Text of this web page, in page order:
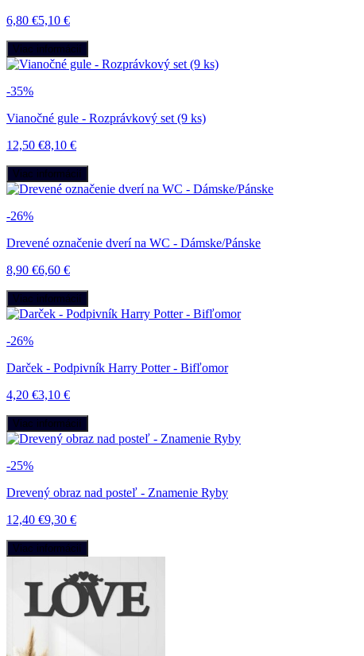
6,80 €5,10 €
Viac informácií
-35%
Vianočné gule - Rozprávkový set (9 ks)
12,50 €8,10 €
Viac informácií
-26%
Drevené označenie dverí na WC - Dámske/Pánske
8,90 €6,60 €
Viac informácií
-26%
Darček - Podpivník Harry Potter - Bifľomor
4,20 €3,10 €
Viac informácií
-25%
Drevený obraz nad posteľ - Znamenie Ryby
12,40 €9,30 €
Viac informácií